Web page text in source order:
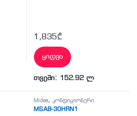
1,835₾
ყიდვა
თვეში: 152.92 ლ
Midea,კონდიციონერი
MSAB-30HRN1